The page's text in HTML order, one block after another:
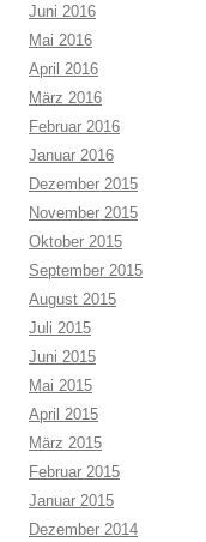
Juni 2016
Mai 2016
April 2016
März 2016
Februar 2016
Januar 2016
Dezember 2015
November 2015
Oktober 2015
September 2015
August 2015
Juli 2015
Juni 2015
Mai 2015
April 2015
März 2015
Februar 2015
Januar 2015
Dezember 2014